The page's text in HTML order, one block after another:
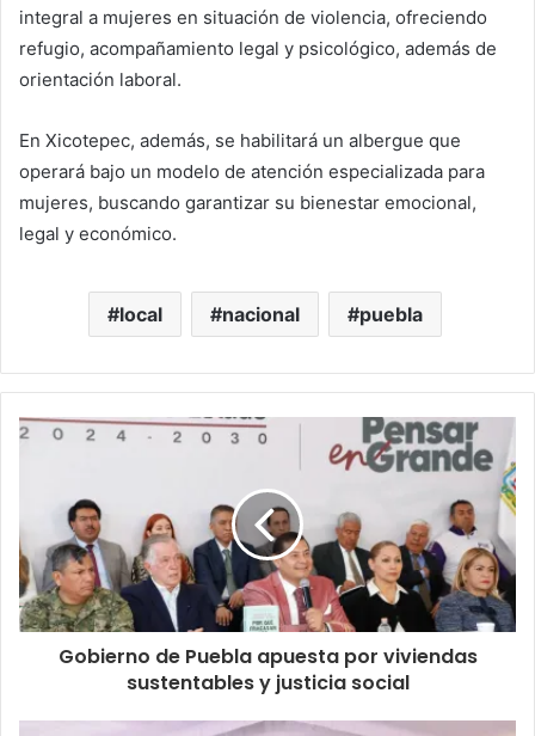
integral a mujeres en situación de violencia, ofreciendo
refugio, acompañamiento legal y psicológico, además de
orientación laboral.
En Xicotepec, además, se habilitará un albergue que
operará bajo un modelo de atención especializada para
mujeres, buscando garantizar su bienestar emocional,
legal y económico.
local nacional puebla
Gobierno de Puebla apuesta por viviendas
sustentables y justicia social